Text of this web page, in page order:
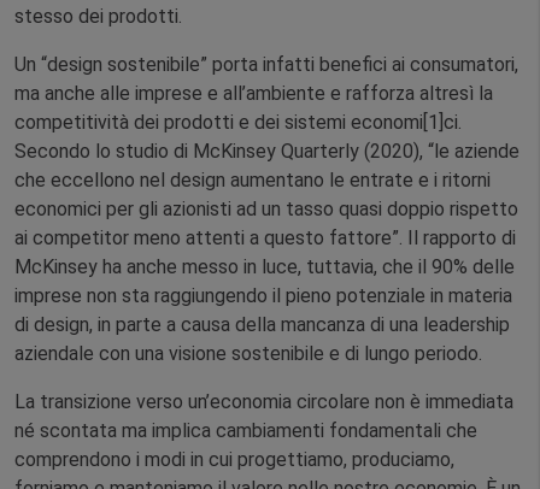
stesso dei prodotti.
Un “design sostenibile” porta infatti benefici ai consumatori,
ma anche alle imprese e all’ambiente e rafforza altresì la
competitività dei prodotti e dei sistemi economi[1]ci.
Secondo lo studio di McKinsey Quarterly (2020), “le aziende
che eccellono nel design aumentano le entrate e i ritorni
economici per gli azionisti ad un tasso quasi doppio rispetto
ai competitor meno attenti a questo fattore”. Il rapporto di
McKinsey ha anche messo in luce, tuttavia, che il 90% delle
imprese non sta raggiungendo il pieno potenziale in materia
di design, in parte a causa della mancanza di una leadership
aziendale con una visione sostenibile e di lungo periodo.
La transizione verso un’economia circolare non è immediata
né scontata ma implica cambiamenti fondamentali che
comprendono i modi in cui progettiamo, produciamo,